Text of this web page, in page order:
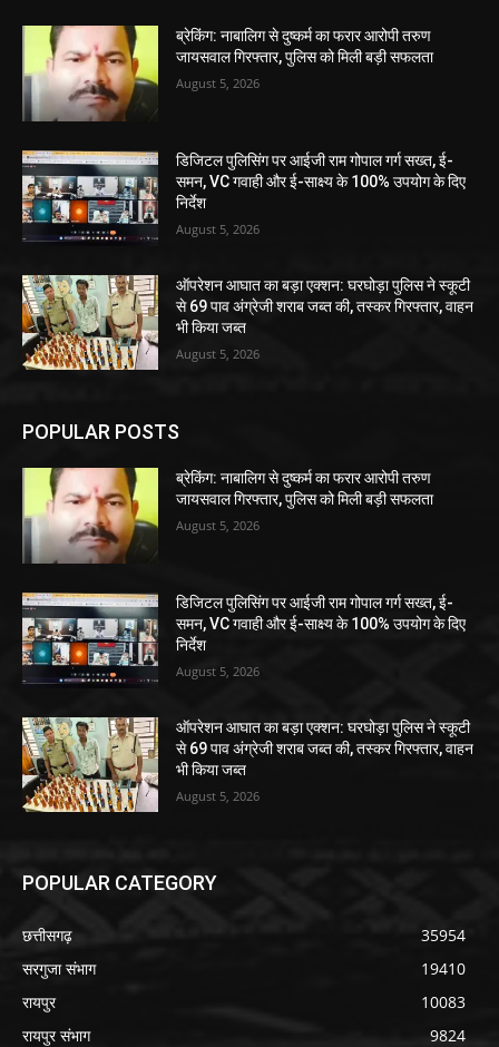
ब्रेकिंग: नाबालिग से दुष्कर्म का फरार आरोपी तरुण
जायसवाल गिरफ्तार, पुलिस को मिली बड़ी सफलता
August 5, 2026
डिजिटल पुलिसिंग पर आईजी राम गोपाल गर्ग सख्त, ई-
समन, VC गवाही और ई-साक्ष्य के 100% उपयोग के दिए
निर्देश
August 5, 2026
ऑपरेशन आघात का बड़ा एक्शन: घरघोड़ा पुलिस ने स्कूटी
से 69 पाव अंग्रेजी शराब जब्त की, तस्कर गिरफ्तार, वाहन
भी किया जब्त
August 5, 2026
POPULAR POSTS
ब्रेकिंग: नाबालिग से दुष्कर्म का फरार आरोपी तरुण
जायसवाल गिरफ्तार, पुलिस को मिली बड़ी सफलता
August 5, 2026
डिजिटल पुलिसिंग पर आईजी राम गोपाल गर्ग सख्त, ई-
समन, VC गवाही और ई-साक्ष्य के 100% उपयोग के दिए
निर्देश
August 5, 2026
ऑपरेशन आघात का बड़ा एक्शन: घरघोड़ा पुलिस ने स्कूटी
से 69 पाव अंग्रेजी शराब जब्त की, तस्कर गिरफ्तार, वाहन
भी किया जब्त
August 5, 2026
POPULAR CATEGORY
छत्तीसगढ़
35954
सरगुजा संभाग
19410
रायपुर
10083
रायपुर संभाग
9824